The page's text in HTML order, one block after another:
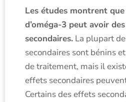
Les études montrent
d’oméga-3 peut avoir
secondaires. La plupart
secondaires sont bénins
de traitement, mais il
effets secondaires
Certains des effets